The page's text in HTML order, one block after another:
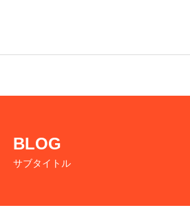
BLOG
サブタイトル